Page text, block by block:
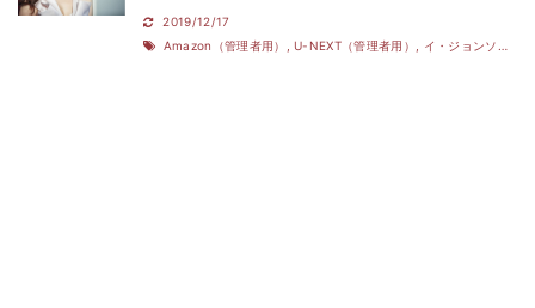
2019/12/17
Amazon（管理者用）
,U-NEXT（管理者用） イ・ジョンソク